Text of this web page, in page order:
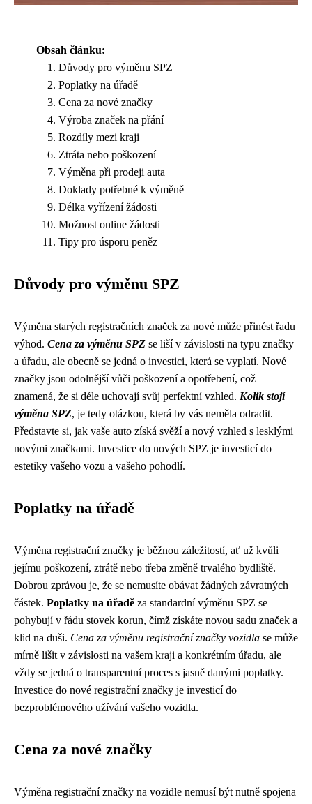
Obsah článku:
Důvody pro výměnu SPZ
Poplatky na úřadě
Cena za nové značky
Výroba značek na přání
Rozdíly mezi kraji
Ztráta nebo poškození
Výměna při prodeji auta
Doklady potřebné k výměně
Délka vyřízení žádosti
Možnost online žádosti
Tipy pro úsporu peněz
Důvody pro výměnu SPZ
Výměna starých registračních značek za nové může přinést řadu
výhod. Cena za výměnu SPZ se liší v závislosti na typu značky
a úřadu, ale obecně se jedná o investici, která se vyplatí. Nové
značky jsou odolnější vůči poškození a opotřebení, což
znamená, že si déle uchovají svůj perfektní vzhled. Kolik stojí
výměna SPZ, je tedy otázkou, která by vás neměla odradit.
Představte si, jak vaše auto získá svěží a nový vzhled s lesklými
novými značkami. Investice do nových SPZ je investicí do
estetiky vašeho vozu a vašeho pohodlí.
Poplatky na úřadě
Výměna registrační značky je běžnou záležitostí, ať už kvůli
jejímu poškození, ztrátě nebo třeba změně trvalého bydliště.
Dobrou zprávou je, že se nemusíte obávat žádných závratných
částek. Poplatky na úřadě za standardní výměnu SPZ se
pohybují v řádu stovek korun, čímž získáte novou sadu značek a
klid na duši. Cena za výměnu registrační značky vozidla se může
mírně lišit v závislosti na vašem kraji a konkrétním úřadu, ale
vždy se jedná o transparentní proces s jasně danými poplatky.
Investice do nové registrační značky je investicí do
bezproblémového užívání vašeho vozidla.
Cena za nové značky
Výměna registrační značky na vozidle nemusí být nutně spojena